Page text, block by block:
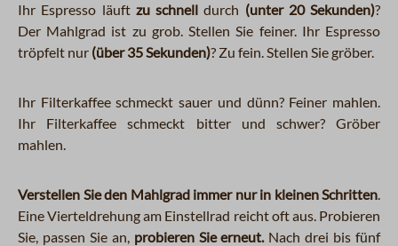
Ihr Espresso läuftzu schnell durch (unter 20 Sekunden)?
Der Mahlgrad ist zu grob. Stellen Sie feiner. Ihr Espresso
tröpfelt nur (über 35 Sekunden)? Zu fein. Stellen Sie gröber.
Ihr Filterkaffee schmeckt sauer und dünn? Feiner mahlen.
Ihr Filterkaffee schmeckt bitter und schwer? Gröber
mahlen.
Verstellen Sie den Mahlgrad immer nur in kleinen Schritten.
Eine Vierteldrehung am Einstellrad reicht oft aus. Probieren
Sie, passen Sie an, probieren Sie erneut.Nach drei bis fünf